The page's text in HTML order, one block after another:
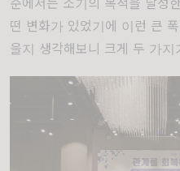
준에서는 소기의 목적을 달성
떤 변화가 있었기에 이런 큰
을지 생각해보니 크게 두 가지